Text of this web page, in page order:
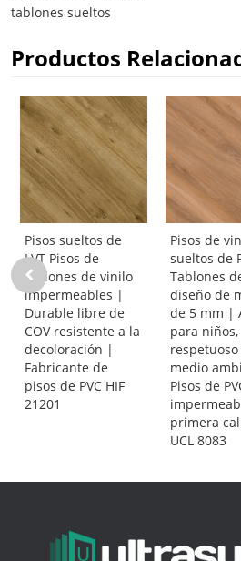
tablones sueltos
Productos
Pisos sueltos de
LVT Pisos de
tablones de vinilo
impermeables |
Durable libre de
COV resistente a la
decoloración |
Fabricante de
pisos de PVC HIF
21201
Pisos de
sueltos de
Tablones
diseño de
de 5 mm |
para niños,
medio
Pisos de
primera
UCL 8083